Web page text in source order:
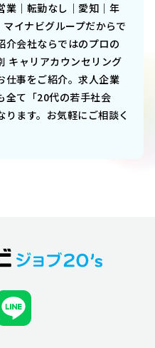
業｜転勤なし｜愛知｜年
イナビグループだからで
介会社ならではのプロの
キャリアカウンセリング
仕事をご紹介。求人企業
全て「20代の若手社会
ます。お気軽にご相談く